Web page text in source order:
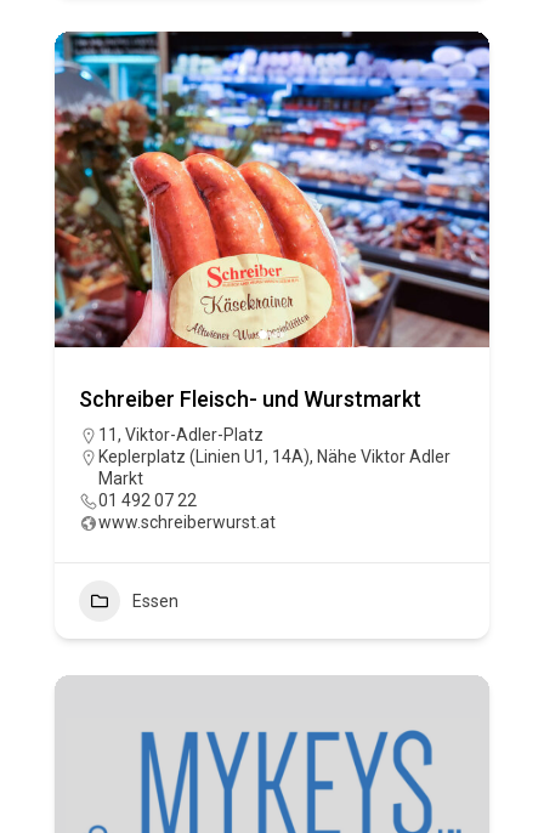
Schreiber Fleisch- und Wurstmarkt
11, Viktor-Adler-Platz
Keplerplatz (Linien U1, 14A), Nähe Viktor Adler
Markt
01 492 07 22
www.schreiberwurst.at
Essen